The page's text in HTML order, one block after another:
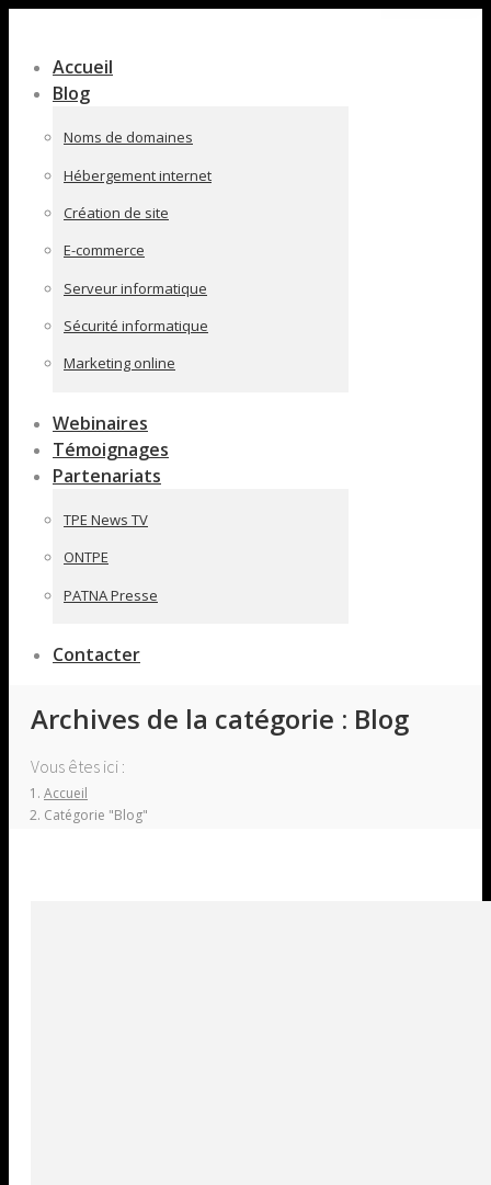
pleine
largeur
Accueil
Blog
Noms de domaines
Hébergement internet
Création de site
E-commerce
Serveur informatique
Sécurité informatique
Marketing online
Webinaires
Témoignages
Partenariats
TPE News TV
ONTPE
PATNA Presse
Contacter
Archives de la catégorie : Blog
Vous êtes ici :
Accueil
Catégorie "Blog"